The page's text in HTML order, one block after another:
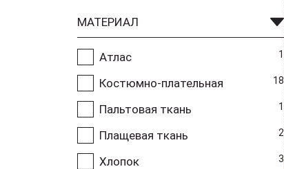
МАТЕРИАЛ
Атлас 1
Костюмно-плательная 18
Пальтовая ткань 1
Плащевая ткань 2
Хлопок 3